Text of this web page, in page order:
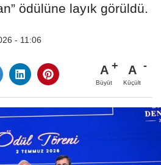
ödülüne layık görüldü.
- 11:06
A
Büyüt
A
Küçült